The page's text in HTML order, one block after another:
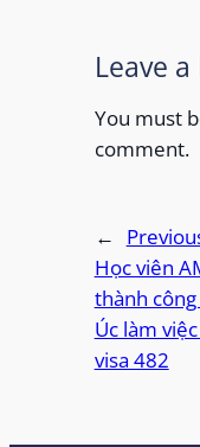
Leave a
You must
comment.
←
Học viên
thành
Úc làm
visa 482